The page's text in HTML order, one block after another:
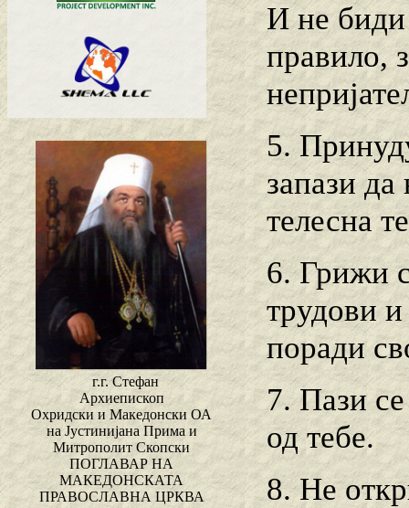
г.г. Стефан
Архиепископ
Охридски и Македонски ОА
на Јустинијана Прима и
Митрополит Скопски
ПОГЛАВАР НА
МАКЕДОНСКАТА
ПРАВОСЛАВНА ЦРКВА
И не биди
правило,
5.
запази да
телесна
6. Грижи
трудови
поради
7. Пази се
од тебе.
8. Не